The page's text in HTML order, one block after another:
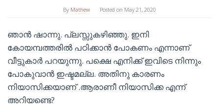
By Mathew Posted on May 21, 2020
ഞാൻ ഷാന്നു. പ്ലസ്സുകഴിഞ്ഞു. ഇനി
കോയമ്പത്തരിൽ പഠിക്കാൻ പോകണം എന്നാണ്
വീട്ടുകാർ പറയുന്നു. പക്ഷെ എനിക്ക് ഇവിടെ നിന്നും
പോകുവാൻ ഇഷ്ടമല്ല. അതിനു കാരണം
നിയാസിക്കയാണ് .ആരാണീ നിയാസിക്ക എന്ന്
അറിയണ്ടെ?